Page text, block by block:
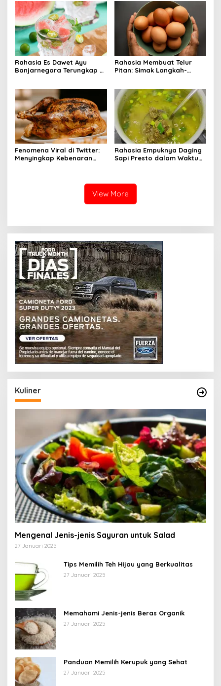
Rahasia Es Dawet Ayu
Banjarnegara Terungkap di
Rahasia Membuat Telur
Pitan: Simak Langkah-
Fenomena Viral di Twitter:
Menyingkap Kebenaran
Rahasia Empuknya Daging
Sapi Presto dalam Waktu
View More
Kuliner
Mengenal Jenis-jenis Sayuran untuk Salad
27 Januari 2025
Tips Memilih Teh Hijau yang Berkualitas
27 Januari 2025
Memahami Jenis-jenis Beras Organik
27 Januari 2025
Panduan Memilih Kerupuk yang Sehat
27 Januari 2025